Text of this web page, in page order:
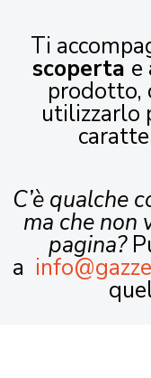
Ti
scoperta e
prodotto,
utilizzarlo
C’è qualche
ma che non
pagina?
a